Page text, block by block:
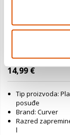
spremanje, Dry
12 x 12 x 24,5 cm,
Transparent/siva
14,99 €
Tip proizvoda:
posuđe
Brand: Curver
Razred
l